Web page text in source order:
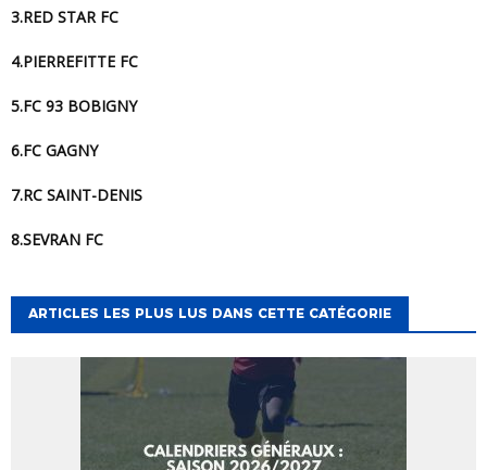
3.RED STAR FC
4.PIERREFITTE FC
5.FC 93 BOBIGNY
6.FC GAGNY
7.RC SAINT-DENIS
8.SEVRAN FC
ARTICLES LES PLUS LUS DANS CETTE CATÉGORIE